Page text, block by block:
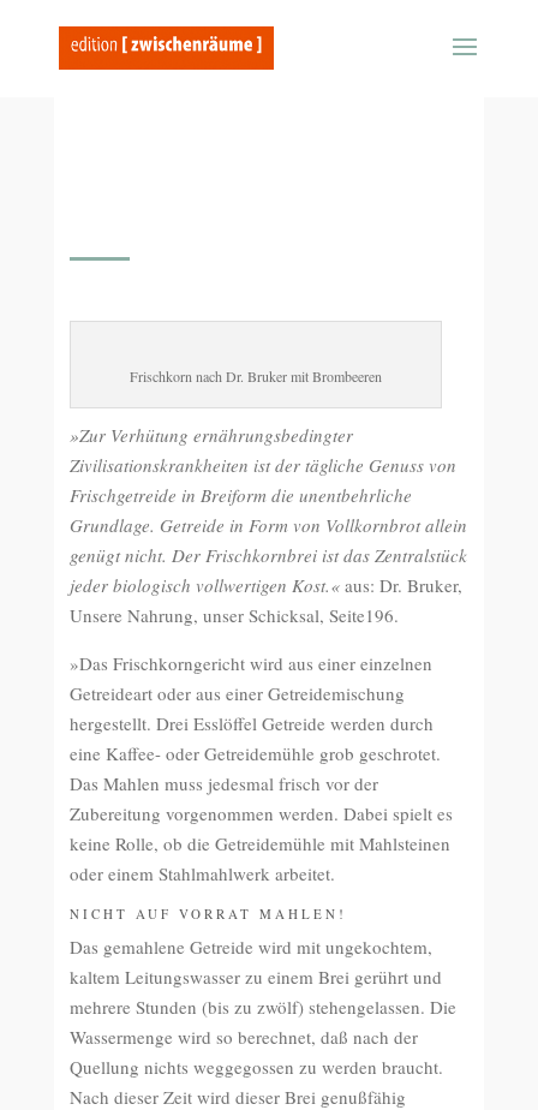
Frischkorn nach Dr. Bruker mit Brombeeren
»Zur Verhütung ernährungsbedingter
Zivilisationskrankheiten ist der tägliche Genuss von
Frischgetreide in Breiform die unentbehrliche
Grundlage. Getreide in Form von Vollkornbrot allein
genügt nicht. Der Frischkornbrei ist das Zentralstück
jeder biologisch vollwertigen Kost.« aus: Dr. Bruker,
Unsere Nahrung, unser Schicksal, Seite196.
»Das Frischkorngericht wird aus einer einzelnen
Getreideart oder aus einer Getreidemischung
hergestellt. Drei Esslöffel Getreide werden durch
eine Kaffee- oder Getreidemühle grob geschrotet.
Das Mahlen muss jedesmal frisch vor der
Zubereitung vorgenommen werden. Dabei spielt es
keine Rolle, ob die Getreidemühle mit Mahlsteinen
oder einem Stahlmahlwerk arbeitet.
NICHT AUF VORRAT MAHLEN!
Das gemahlene Getreide wird mit ungekochtem,
kaltem Leitungswasser zu einem Brei gerührt und
mehrere Stunden (bis zu zwölf) stehengelassen. Die
Wassermenge wird so berechnet, daß nach der
Quellung nichts weggegossen zu werden braucht.
Nach dieser Zeit wird dieser Brei genußfähig